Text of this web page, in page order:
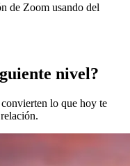
de Zoom usando del
nivel?
lo que hoy te